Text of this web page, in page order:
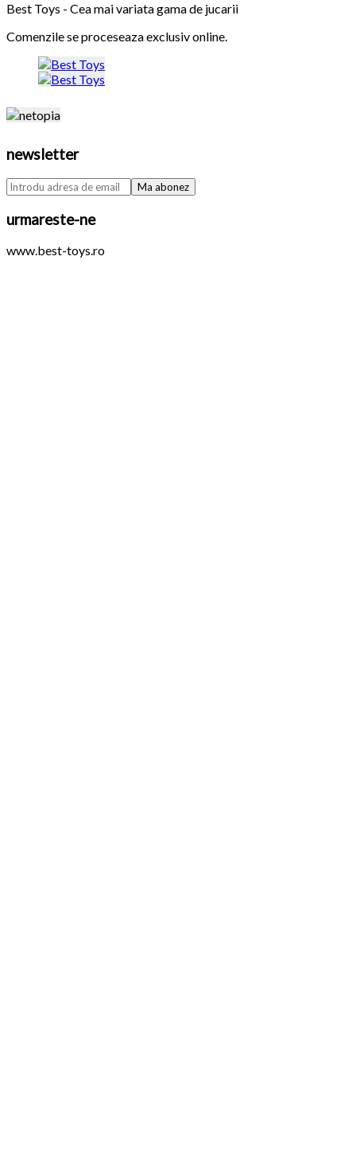
Best Toys - Cea mai variata gama de jucarii
Comenzile se proceseaza exclusiv online.
newsletter
urmareste-ne
www.best-toys.ro